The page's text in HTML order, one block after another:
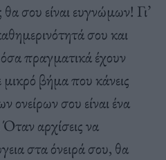
σου είναι ευγνώμων! Γι’
σου και
πραγματικά έχουν
βήμα που κάνεις
ονείρων σου είναι ένα
αρχίσεις να
στα όνειρά σου, θα